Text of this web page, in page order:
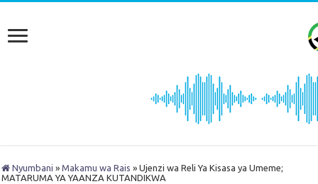
Nyumbani » Makamu wa Rais » Ujenzi wa Reli Ya Kisasa ya Umeme;
MATARUMA YA YAANZA KUTANDIKWA